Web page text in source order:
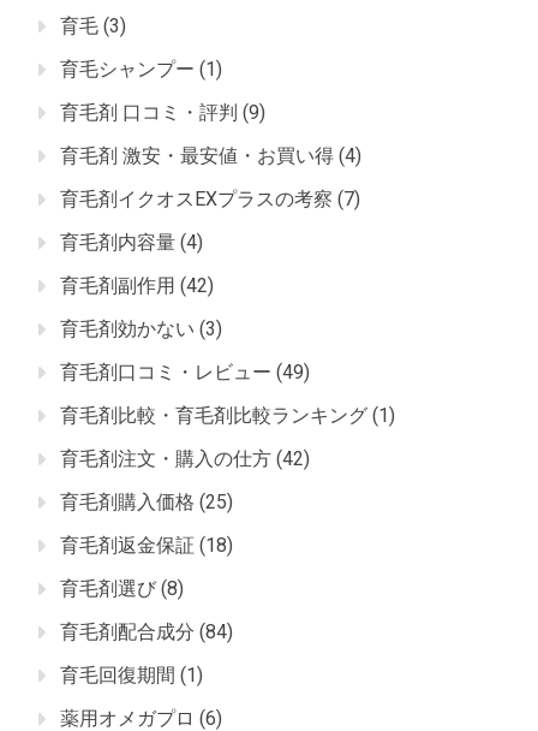
育毛 (3)
育毛シャンプー (1)
育毛剤 口コミ・評判 (9)
育毛剤 激安・最安値・お買い得 (4)
育毛剤イクオスEXプラスの考察 (7)
育毛剤内容量 (4)
育毛剤副作用 (42)
育毛剤効かない (3)
育毛剤口コミ・レビュー (49)
育毛剤比較・育毛剤比較ランキング (1)
育毛剤注文・購入の仕方 (42)
育毛剤購入価格 (25)
育毛剤返金保証 (18)
育毛剤選び (8)
育毛剤配合成分 (84)
育毛回復期間 (1)
薬用オメガプロ (6)